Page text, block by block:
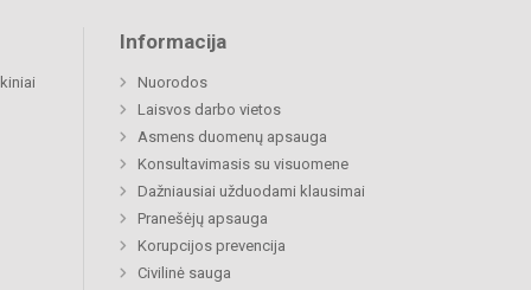
Informacija
Nuorodos
Laisvos darbo vietos
Asmens duomenų apsauga
Konsultavimasis su visuomene
Dažniausiai užduodami klausimai
Pranešėjų apsauga
Korupcijos prevencija
Civilinė sauga